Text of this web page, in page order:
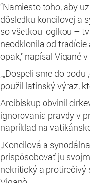
“Namiesto toho, aby
dôsledku koncilovej a
so všetkou logikou –
neodklonila od tradície
opak,“ napísal Vigané
„„Dospeli sme do
použil latinský výraz,
Arcibiskup obvinil
ignorovania pravdy v
napríklad na
„Koncilová a
prispôsobovať ju
nekritický a protirečivý